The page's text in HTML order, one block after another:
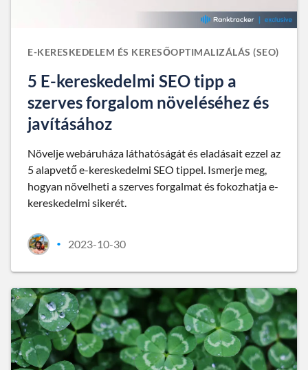
E-KERESKEDELEM ÉS KERESŐOPTIMALIZÁLÁS (SEO)
5 E-kereskedelmi SEO tipp a
szerves forgalom növeléséhez és
javításához
Növelje webáruháza láthatóságát és eladásait ezzel az
5 alapvető e-kereskedelmi SEO tippel. Ismerje meg,
hogyan növelheti a szerves forgalmat és fokozhatja e-
kereskedelmi sikerét.
• 2023-10-30